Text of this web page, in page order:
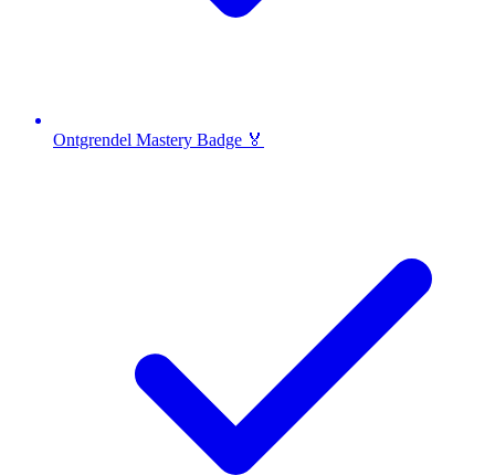
Ontgrendel Mastery Badge 🏅